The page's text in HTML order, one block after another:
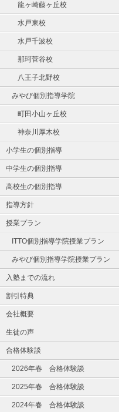
龍ヶ崎藤ヶ丘校
水戸東校
水戸千波校
那珂菅谷校
八王子北野校
みやび個別指導学院
町田小山ヶ丘校
神奈川厚木校
小学生の個別指導
中学生の個別指導
高校生の個別指導
指導方針
授業プラン
ITTO個別指導学院授業プラン
みやび個別指導学院授業プラン
入塾までの流れ
割引特典
会社概要
生徒の声
合格体験談
2026年春 合格体験談
2025年春 合格体験談
2024年春 合格体験談